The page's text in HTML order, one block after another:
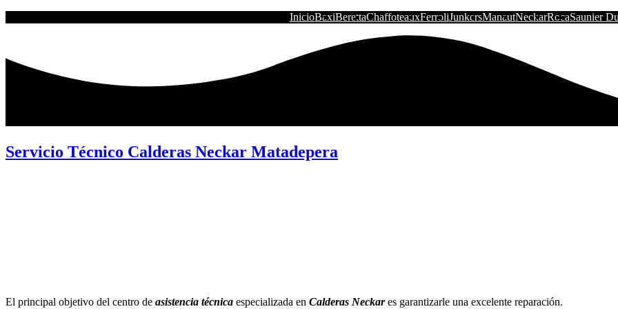
InicioBaxiBerettaChaffoteauxFerroliJunkersManautNeckarRocaSaunier
Servicio Técnico Calderas Neckar Matadepera
El principal objetivo del centro de asistencia técnica especializada en Calderas Neckar es garantizarle una excelente reparación.